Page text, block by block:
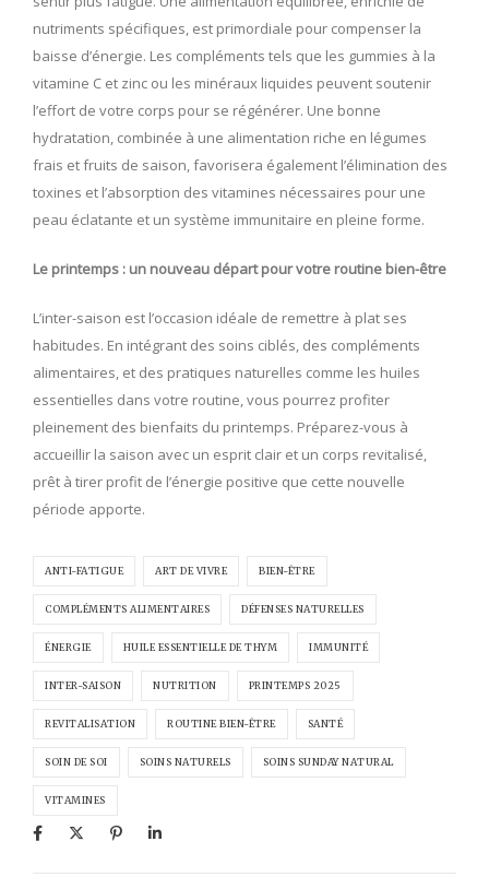
nutriments spécifiques, est primordiale pour compenser la
baisse d’énergie. Les compléments tels que les gummies à la
vitamine C et zinc ou les minéraux liquides peuvent soutenir
l’effort de votre corps pour se régénérer. Une bonne
hydratation, combinée à une alimentation riche en légumes
frais et fruits de saison, favorisera également l’élimination des
toxines et l’absorption des vitamines nécessaires pour une
peau éclatante et un système immunitaire en pleine forme.
Le printemps : un nouveau départ pour votre routine bien-être
L’inter-saison est l’occasion idéale de remettre à plat ses
habitudes. En intégrant des soins ciblés, des compléments
alimentaires, et des pratiques naturelles comme les huiles
essentielles dans votre routine, vous pourrez profiter
pleinement des bienfaits du printemps. Préparez-vous à
accueillir la saison avec un esprit clair et un corps revitalisé,
prêt à tirer profit de l’énergie positive que cette nouvelle
période apporte.
ANTI-FATIGUE ART DE VIVRE BIEN-ÊTRE
COMPLÉMENTS ALIMENTAIRES DÉFENSES NATURELLES
ÉNERGIE HUILE ESSENTIELLE DE THYM IMMUNITÉ
INTER-SAISON NUTRITION PRINTEMPS 2025
REVITALISATION ROUTINE BIEN-ÊTRE SANTÉ
SOIN DE SOI SOINS NATURELS SOINS SUNDAY NATURAL
VITAMINES